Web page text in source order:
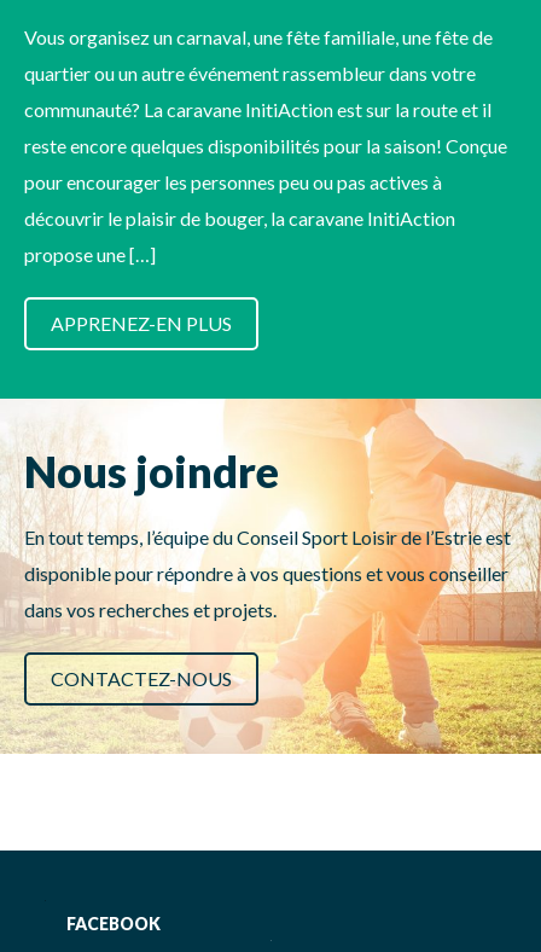
Vous organisez un carnaval, une fête familiale, une fête de
quartier ou un autre événement rassembleur dans votre
communauté? La caravane InitiAction est sur la route et il
reste encore quelques disponibilités pour la saison! Conçue
pour encourager les personnes peu ou pas actives à
découvrir le plaisir de bouger, la caravane InitiAction
propose une […]
APPRENEZ-EN PLUS
Nous joindre
En tout temps, l’équipe du Conseil Sport Loisir de l’Estrie est
disponible pour répondre à vos questions et vous conseiller
dans vos recherches et projets.
CONTACTEZ-NOUS
FACEBOOK